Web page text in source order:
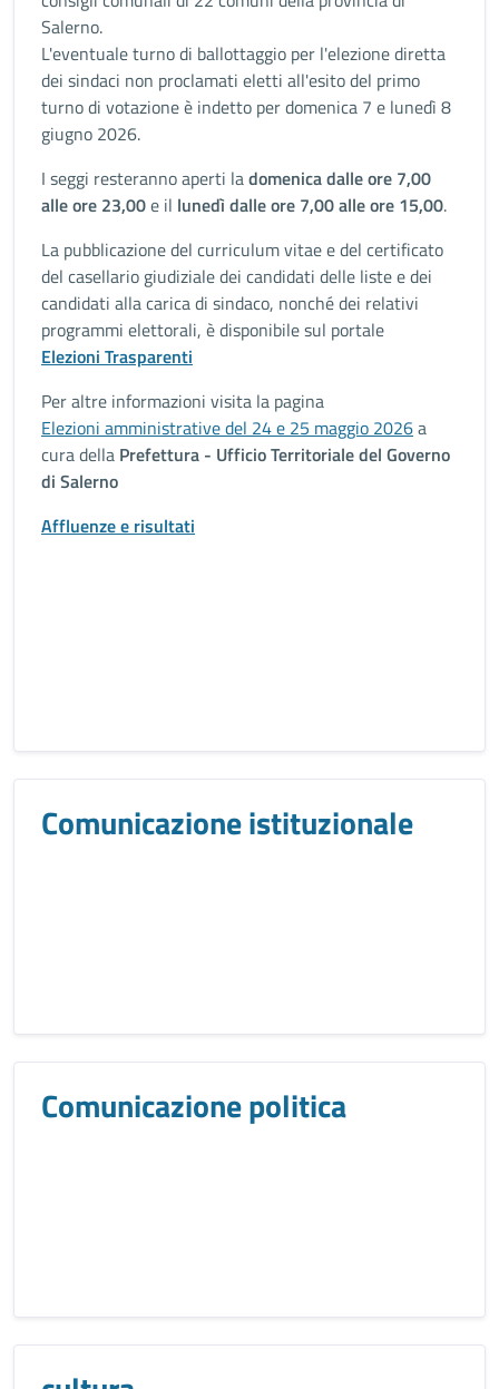
Salerno.
L'eventuale turno di ballottaggio per l'elezione diretta
dei sindaci non proclamati eletti all'esito del primo
turno di votazione è indetto per domenica 7 e lunedì 8
giugno 2026.
I seggi resteranno aperti ladomenica dalle ore 7,00
alle ore 23,00e il lunedì dalle ore 7,00 alle ore 15,00.
La pubblicazione del curriculum vitae e del certificato
del casellario giudiziale dei candidati delle liste e dei
candidati alla carica di sindaco, nonché dei relativi
programmi elettorali, è disponibile sul portale
Elezioni Trasparenti
Per altre informazioni visita la pagina
Elezioni amministrative del 24 e 25 maggio 2026a
cura della Prefettura - Ufficio Territoriale del Governo
di Salerno
Affluenze e risultati
Comunicazione istituzionale
Comunicazione politica